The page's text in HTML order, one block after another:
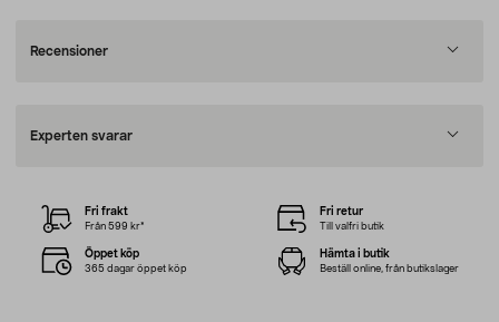
Recensioner
Experten svarar
Fri frakt
Från 599 kr*
Fri retur
Till valfri butik
Öppet köp
365 dagar öppet köp
Hämta i butik
Beställ online, från butikslager